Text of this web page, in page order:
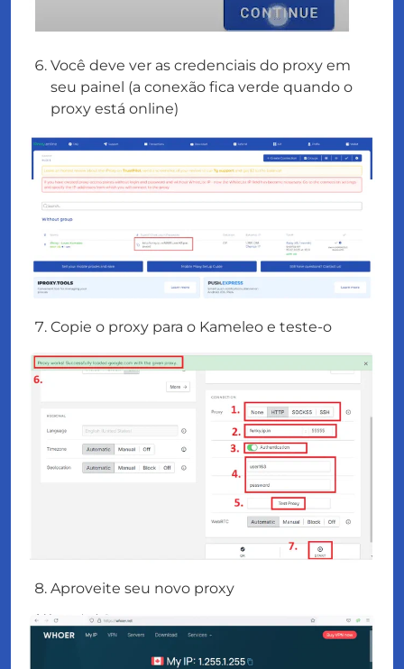
Você deve ver as credenciais do proxy em
seu painel (a conexão fica verde quando o
proxy está online)
Copie o proxy para o Kameleo e teste-o
Aproveite seu novo proxy